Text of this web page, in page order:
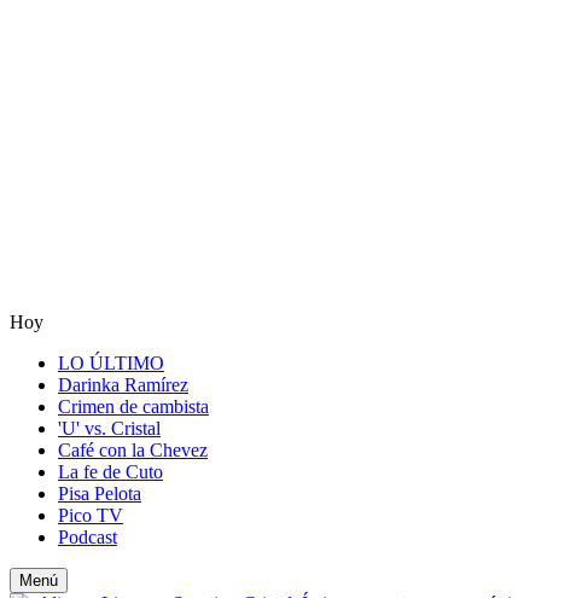
Hoy
LO ÚLTIMO
Darinka Ramírez
Crimen de cambista
'U' vs. Cristal
Café con la Chevez
La fe de Cuto
Pisa Pelota
Pico TV
Podcast
Menú